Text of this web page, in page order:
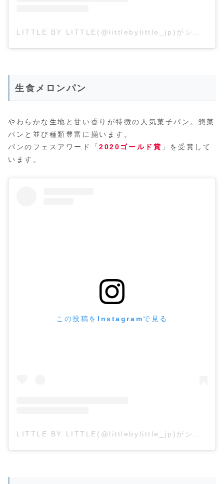
生食メロンパン
やわらかな生地と甘い香りが特徴の人気菓子パン。惣菜
パンと並び種類豊富に揃います。
パンのフェスアワード「2020ゴールド賞 」を受賞して
います。
この投稿をInstagramで見る
LITTLE BY LITTLE(@littlebylittle_jp)がシェアした投稿